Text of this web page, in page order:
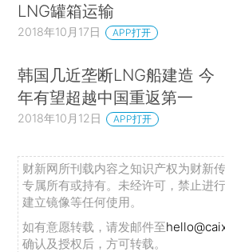
LNG罐箱运输
2018年10月17日 APP打开
韩国几近垄断LNG船建造 今
年有望超越中国重返第一
2018年10月12日 APP打开
财新网所刊载内容之知识产权为财新
专属所有或持有。未经许可，禁止进
建立镜像等任何使用。
如有意愿转载，请发邮件至
确认及授权后，方可转载。